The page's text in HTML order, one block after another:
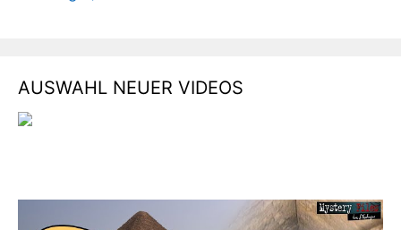
AUSWAHL NEUER VIDEOS